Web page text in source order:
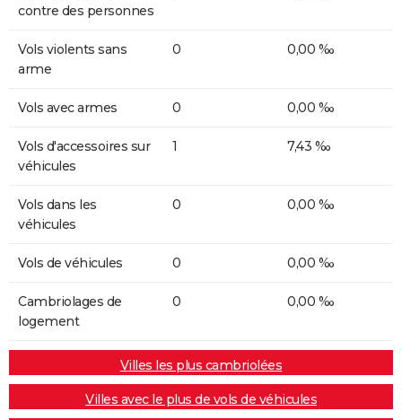
contre des personnes
Vols violents sans
arme
0 0,00 ‰
Vols avec armes 0 0,00 ‰
Vols d'accessoires sur
véhicules
1 7,43 ‰
Vols dans les
véhicules
0 0,00 ‰
Vols de véhicules 0 0,00 ‰
Cambriolages de
logement
0 0,00 ‰
Villes les plus cambriolées
Villes avec le plus de vols de véhicules